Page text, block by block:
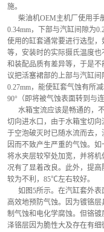
施。
柴油机OEM主机厂使用手
0.34mm，下部与汽缸间隙为
使用的缸套通常要进行选型
等，安装时的实际摄氏温度
和装配品质有差异等，于是
议把活塞裙部的上部与汽缸间
0.27mm，能使缸套气蚀有所
90°（即将被气蚀表面转到与
水箱宝流应该是畅通的，不
切向进水口，由于水箱宝切
于空泡破灭时已随水流而去，
因而不致产生严重的气蚀。
将水夹层较窄处加宽，并将
况有了显着改良。此外，提
较为不利，85℃左右较好。
如图5所示。在汽缸套外表
高效地预防气蚀。因为镀铬
制气蚀和电化学腐蚀。但铬
泽铬层因为脆性大及存在有